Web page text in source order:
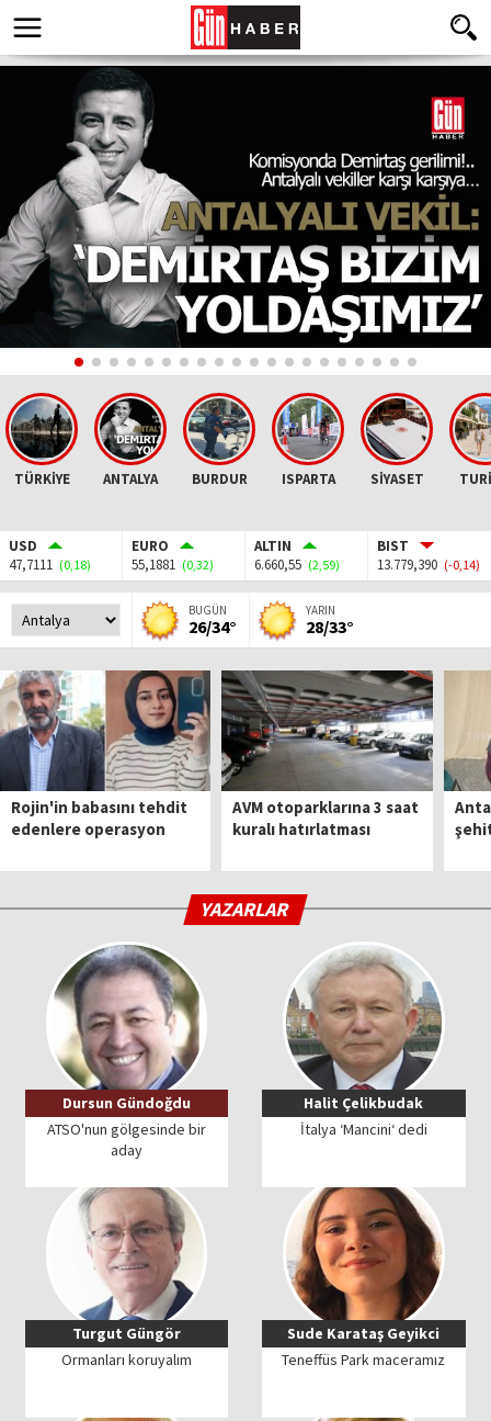
TÜRKİYE ANTALYA BURDUR ISPARTA SİYASET
USD
47,7111 (0,18)
EURO
55,1881 (0,32)
ALTIN
6.660,55 (2,59)
BIST
13.779,390 (-0,14)
BUGÜN
26/34°
YARIN
28/33°
Rojin'in babasını tehdit
edenlere operasyon
AVM otoparklarına 3 saat
kuralı hatırlatması
YAZARLAR
Dursun Gündoğdu
ATSO'nun gölgesinde bir
aday
Halit Çelikbudak
İtalya ‘Mancini‘ dedi
Turgut Güngör
Ormanları koruyalım
Sude Karataş Geyikci
Teneffüs Park maceramız